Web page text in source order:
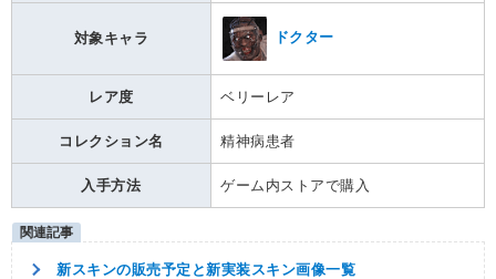
対象キャラ ドクター
レア度 ベリーレア
コレクション名 精神病患者
入手方法 ゲーム内ストアで購入
新スキンの販売予定と新実装スキン画像一覧